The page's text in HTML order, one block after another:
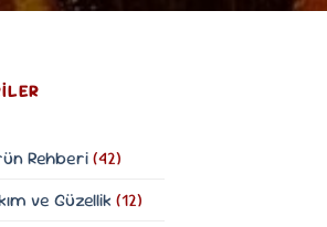
Rehberi(42)
ve Güzellik (12)